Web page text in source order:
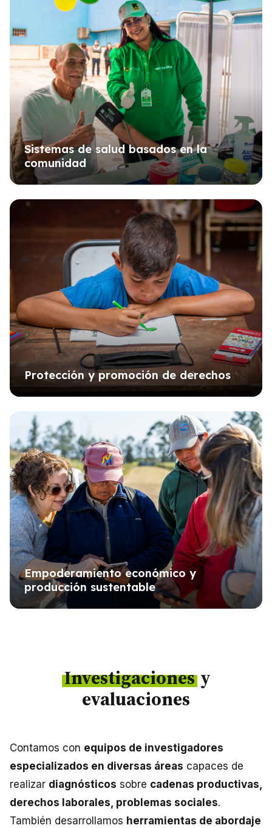
Sistemas de salud basados en la
comunidad
Protección y promoción de derechos
Empoderamiento económico y
producción sustentable
Investigacionesy
evaluaciones
Contamos con equipos de investigadores
especializados en diversas áreas capaces de
realizar diagnósticos sobre cadenas productivas,
derechos laborales, problemas sociales.
También desarrollamos herramientas de abordaje